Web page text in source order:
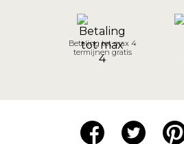
Betaling tot max 4
termijnen gratis